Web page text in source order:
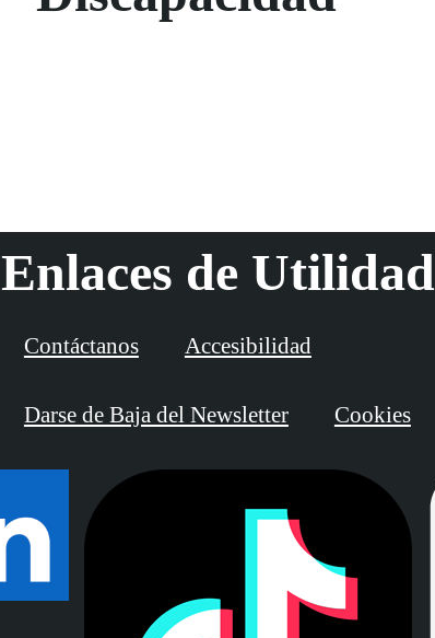
Enlaces de Utilidad
Contáctanos Accesibilidad
Darse de Baja del Newsletter Cookies